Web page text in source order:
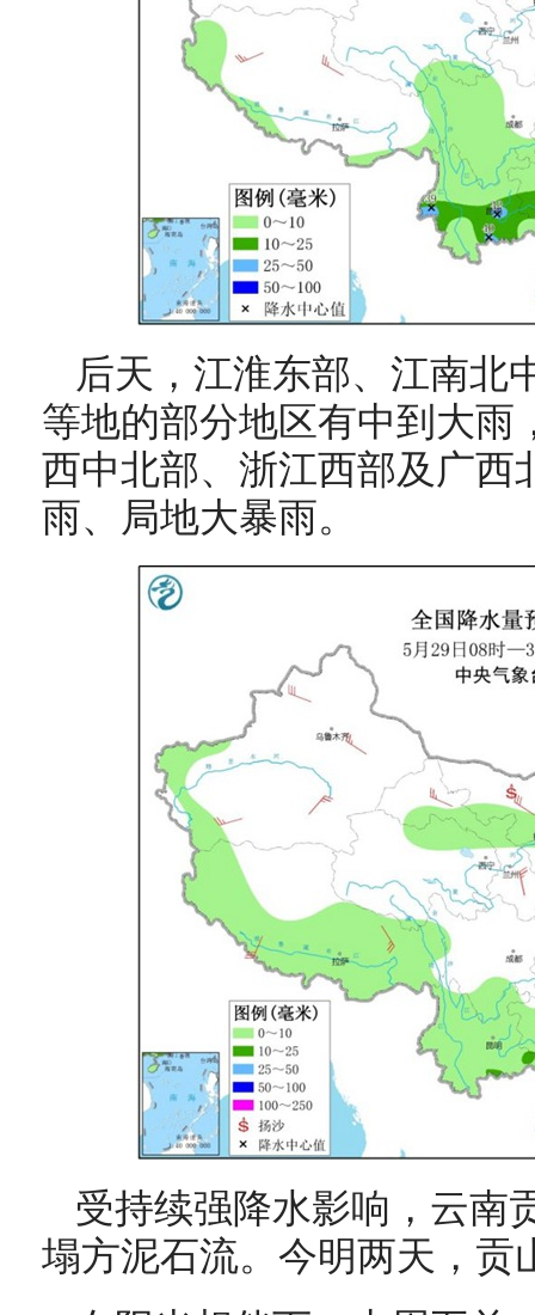
后天，江淮东部、江南北
等地的部分地区有中到大雨
西中北部、浙江西部及广西
雨、局地大暴雨。
受持续强降水影响，云南
塌方泥石流。今明两天，贡